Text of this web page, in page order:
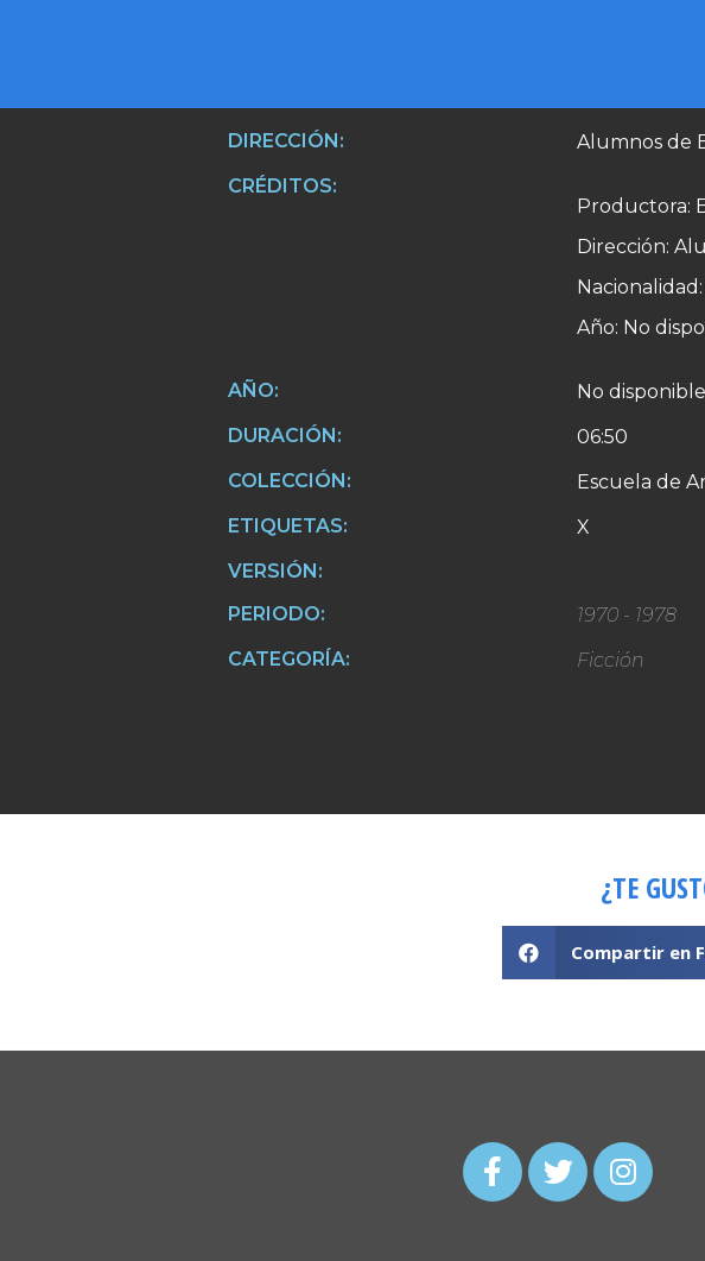
DIRECCIÓN:
Alumnos de
CRÉDITOS:
Productora:
Dirección:
Año: No
AÑO:
No disponible
DURACIÓN:
06:50
COLECCIÓN:
Escuela de
ETIQUETAS:
X
VERSIÓN:
PERIODO:
1970 - 1978
CATEGORÍA:
Ficción
¿TE
Compartir en